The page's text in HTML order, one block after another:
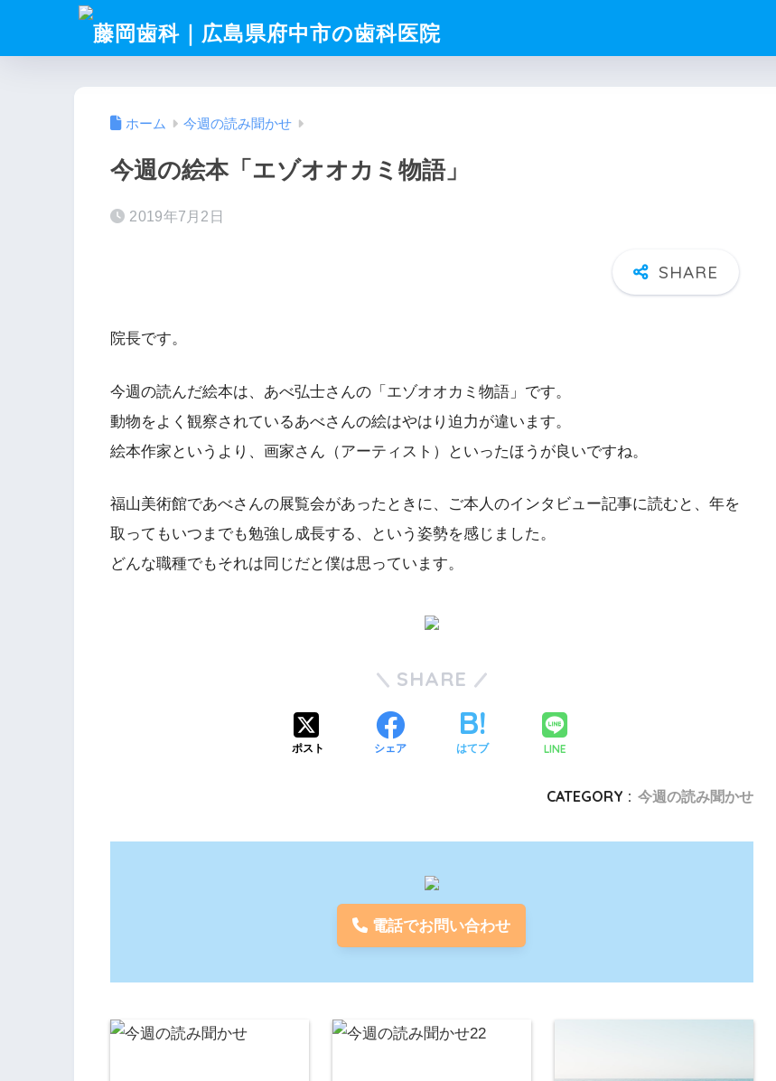
ホーム 今週の読み聞かせ
今週の絵本「エゾオオカミ物語」
2019年7月2日
院長です。
今週の読んだ絵本は、あべ弘士さんの「エゾオオカミ物語」です。
動物をよく観察されているあべさんの絵はやはり迫力が違います。
絵本作家というより、画家さん（アーティスト）といったほうが良いですね。
福山美術館であべさんの展覧会があったときに、ご本人のインタビュー記事に読むと、年を
取ってもいつまでも勉強し成長する、という姿勢を感じました。
どんな職種でもそれは同じだと僕は思っています。
SHARE
ポスト シェア はてブ LINE
CATEGORY : 今週の読み聞かせ
電話でお問い合わせ